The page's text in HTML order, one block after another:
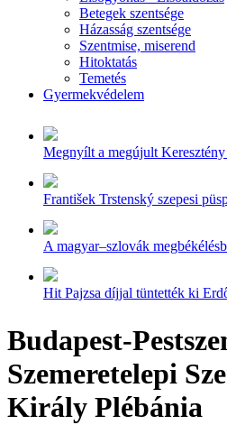
Betegek szentsége
Házasság szentsége
Szentmise, miserend
Hitoktatás
Temetés
Gyermekvédelem
Megnyílt a megújult
František Trstenský szepesi
A magyar–szlovák
Hit Pajzsa díjjal tüntették ki
Budapest-
Szemeretelepi
Király Plébánia